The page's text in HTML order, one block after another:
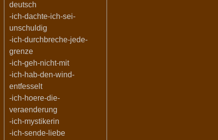
deutsch
-ich-dachte-ich-sei-
unschuldig
-ich-durchbreche-jede-
grenze
-ich-geh-nicht-mit
-ich-hab-den-wind-
entfesselt
-ich-hoere-die-
veraenderung
-ich-mystikerin
-ich-sende-liebe